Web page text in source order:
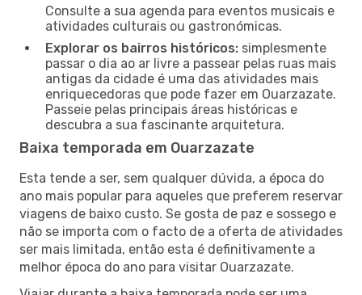
Consulte a sua agenda para eventos musicais e
atividades culturais ou gastronómicas.
Explorar os bairros históricos: simplesmente
passar o dia ao ar livre a passear pelas ruas mais
antigas da cidade é uma das atividades mais
enriquecedoras que pode fazer em Ouarzazate.
Passeie pelas principais áreas históricas e
descubra a sua fascinante arquitetura.
Baixa temporada em Ouarzazate
Esta tende a ser, sem qualquer dúvida, a época do
ano mais popular para aqueles que preferem reservar
viagens de baixo custo. Se gosta de paz e sossego e
não se importa com o facto de a oferta de atividades
ser mais limitada, então esta é definitivamente a
melhor época do ano para visitar Ouarzazate.